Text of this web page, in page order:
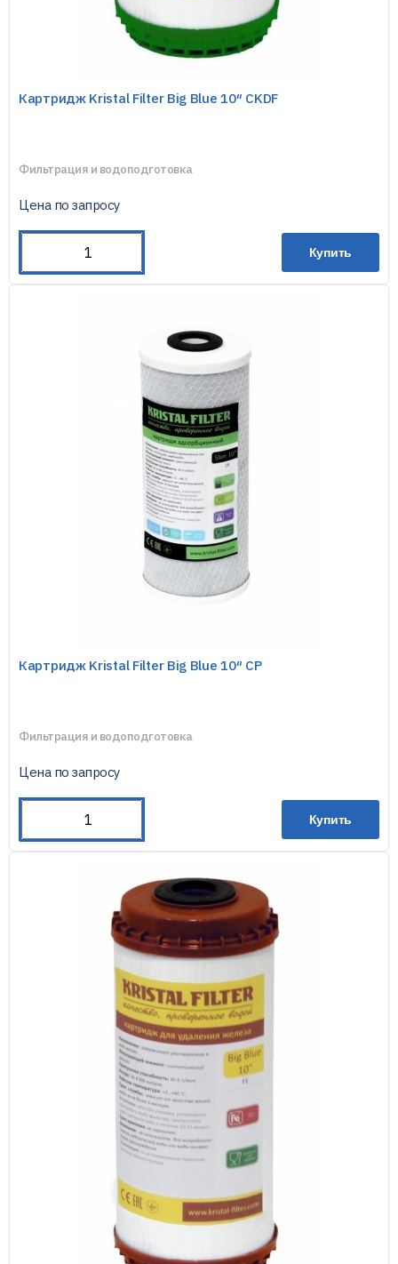
Картридж Kristal Filter Big Blue 10″ CKDF
Фильтрация и водоподготовка
Цена по запросу
Купить
Картридж Kristal Filter Big Blue 10″ CP
Фильтрация и водоподготовка
Цена по запросу
Купить